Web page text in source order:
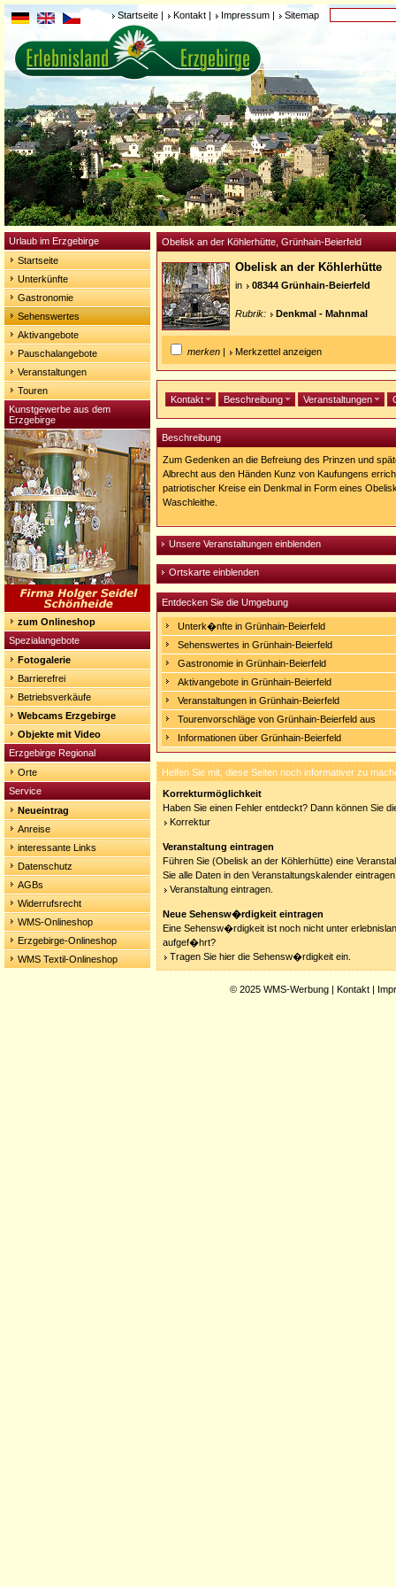
Startseite | Kontakt | Impressum | Sitemap
Urlaub im Erzgebirge
Startseite
Unterkünfte
Gastronomie
Sehenswertes
Aktivangebote
Pauschalangebote
Veranstaltungen
Touren
Kunstgewerbe aus dem
Erzgebirge
zum Onlineshop
Spezialangebote
Fotogalerie
Barrierefrei
Betriebsverkäufe
Webcams Erzgebirge
Objekte mit Video
Erzgebirge Regional
Orte
Service
Neueintrag
Anreise
interessante Links
Datenschutz
AGBs
Widerrufsrecht
WMS-Onlineshop
Erzgebirge-Onlineshop
WMS Textil-Onlineshop
Obelisk an der Köhlerhütte, Grünhain-Beierfeld
Obelisk an der Köhlerhütte
in 08344 Grünhain-Beierfeld
Rubrik: Denkmal - Mahnmal
merken | Merkzettel anzeigen
Kontakt Beschreibung Veranstaltungen
Beschreibung
Zum Gedenken an die Befreiung des Prinzen und
Albrecht aus den Händen Kunz von Kaufungens
patriotischer Kreise ein Denkmal in Form eines
Waschleithe.
Unsere Veranstaltungen einblenden
Ortskarte einblenden
Entdecken Sie die Umgebung
Unterk�nfte in Grünhain-Beierfeld
Sehenswertes in Grünhain-Beierfeld
Gastronomie in Grünhain-Beierfeld
Aktivangebote in Grünhain-Beierfeld
Veranstaltungen in Grünhain-Beierfeld
Tourenvorschläge von Grünhain-Beierfeld aus
Informationen über Grünhain-Beierfeld
Helfen Sie mit, diese Seiten noch informativer zu
Korrekturmöglichkeit
Haben Sie einen Fehler entdeckt? Dann können Sie
Korrektur
Veranstaltung eintragen
Führen Sie (Obelisk an der Köhlerhütte) eine
Sie alle Daten in den Veranstaltungskalender
Veranstaltung eintragen.
Neue Sehensw�rdigkeit eintragen
Eine Sehensw�rdigkeit ist noch nicht unter
aufgef�hrt?
Tragen Sie hier die Sehensw�rdigkeit ein.
© 2025 WMS-Werbung | Kontakt |